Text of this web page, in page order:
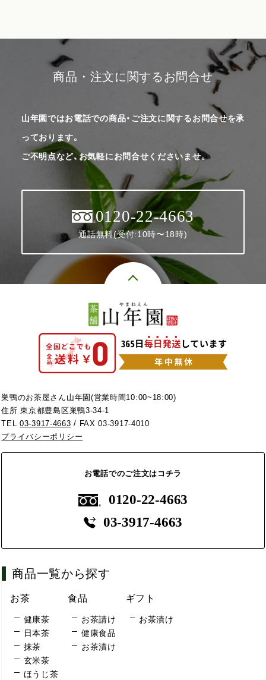
商品・注文に関するお問合せ
山年園ではお電話での商品・ご注文に関するお問合せを承
っております。
ご不明点など、お気軽にお問合せくださいませ。
0120-22-4663
通話無料(受付:10時〜18時)
巣鴨のお茶屋さん山年園(営業時間10:00~18:00)
住所 東京都豊島区巣鴨3-34-1
TEL03-3917-4663 / FAX 03-3917-4010
プライバシーポリシー
お電話でのご注文はコチラ
0120-22-4663
03-3917-4663
商品一覧から探す
お茶
健康茶
日本茶
抹茶
玄米茶
ほうじ茶
食品
お茶請け
健康食品
お茶漬け
ギフト
お茶漬け